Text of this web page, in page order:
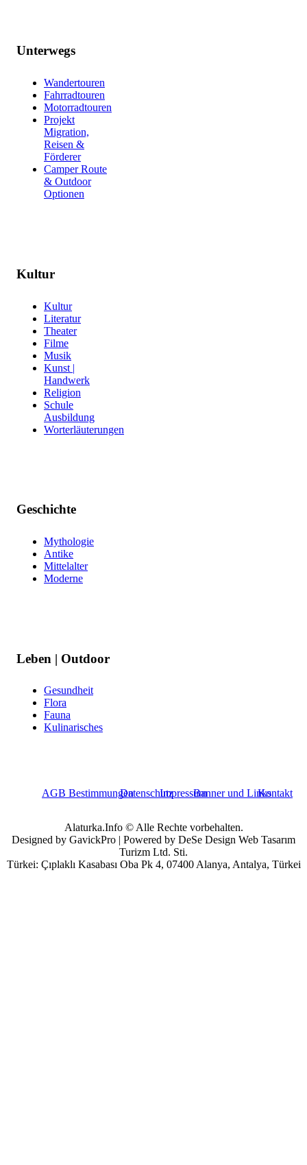
Unterwegs
Wandertouren
Fahrradtouren
Motorradtouren
Projekt
Migration,
Reisen &
Förderer
Camper Route
& Outdoor
Optionen
Kultur
Kultur
Literatur
Theater
Filme
Musik
Kunst |
Handwerk
Religion
Schule
Ausbildung
Worterläuterungen
Geschichte
Mythologie
Antike
Mittelalter
Moderne
Leben | Outdoor
Gesundheit
Flora
Fauna
Kulinarisches
AGB BestimmungenDatenschutzImpressumBanner und LinksKontakt
Alaturka.Info © Alle Rechte vorbehalten.
Designed by GavickPro | Powered by DeSe Design Web Tasarım
Turizm Ltd. Sti.
Türkei: Çıplaklı Kasabası Oba Pk 4, 07400 Alanya, Antalya, Türkei